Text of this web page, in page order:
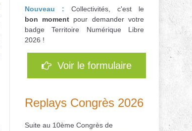
Nouveau :
Collectivités, c'est le
bon
momentpour demander votre
badge Territoire Numérique Libre
2026 !
Voir le formulaire
Replays Congrès 2026
Suite au 10ème Congrès de